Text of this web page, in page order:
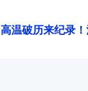
高温破历来纪录